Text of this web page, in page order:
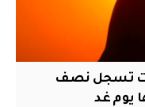
تسجل نصف
يوم غد